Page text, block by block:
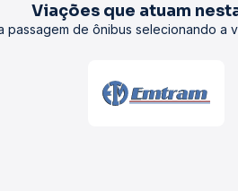
Viações que atuam
passagem de ônibus selecionando a